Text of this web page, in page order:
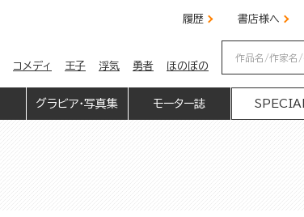
履歴 書店様へ
コメディ 王子 浮気 勇者 ほのぼの
グラビア・写真集 モーター誌 SPECIAL